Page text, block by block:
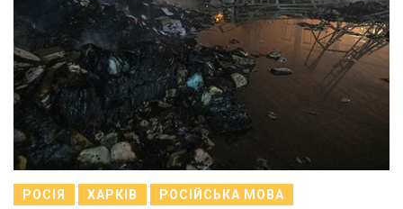
РОСІЯ ХАРКІВ РОСІЙСЬКА МОВА